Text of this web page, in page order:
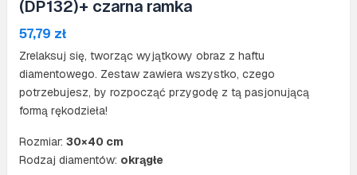
(DP132)+ czarna ramka
57,79 zł
Zrelaksuj się, tworząc wyjątkowy obraz z haftu
diamentowego. Zestaw zawiera wszystko, czego
potrzebujesz, by rozpocząć przygodę z tą pasjonującą
formą rękodzieła!
Rozmiar: 30×40 cm
Rodzaj diamentów: okrągłe